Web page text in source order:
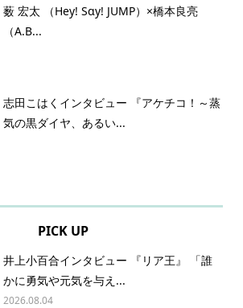
薮 宏太 （Hey! Sɑy! JUMP）×橋本良亮
（A.B...
志田こはくインタビュー 『アケチコ！～蒸
気の黒ダイヤ、あるい...
PICK UP
井上小百合インタビュー 『リア王』 「誰
かに勇気や元気を与え...
2026.08.04